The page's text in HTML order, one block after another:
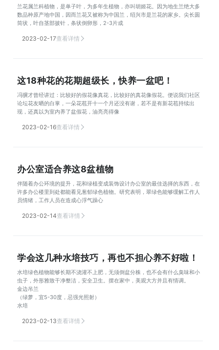
兰花属兰科植物，是单子叶，为多年生植物，亦叫胡姬花。因为地生兰绝大多
数品种原产地中国，因而兰花又被称为中国兰，绍兴市是兰花的家乡。尖长圆
筒状，叶自茎部披针，条状倒卵形，2-3片成
2023-02-17查看详情
这18种花的花期超级长，快养一盆吧！
冯骥才曾经讲过：比较好的假花像真花，比较好的真花像假花。便说我们社区
论坛花友晒的白掌，一朵花苞开十一个月还没有谢，若不是有新花苞持续出
现，还真以为室内养了盆假花，油亮亮得像
2023-02-16查看详情
办公室适合养这8盆植物
伴随着办公环境的提升，花和绿植变成装饰设计办公室的最佳选择的东西，在
许多办公楼里到处都能看见葱郁绿色植物。研究表明，翠绿色能够缓解工作人
员情绪，工作人员在造成心浮气躁心
2023-02-14查看详情
学会这几种水培技巧，再也不担心养不好啦！
水培绿色植物能够长期不浇灌不上肥，无须倒盆分株，也不会有什么臭味和小
虫子，外形雅致干净整洁，安全卫生。摆在家中，美观大方并且有情调。
金边吊兰
（绿萝，宜5-30度，忌强光照射）
水培
2023-02-13查看详情